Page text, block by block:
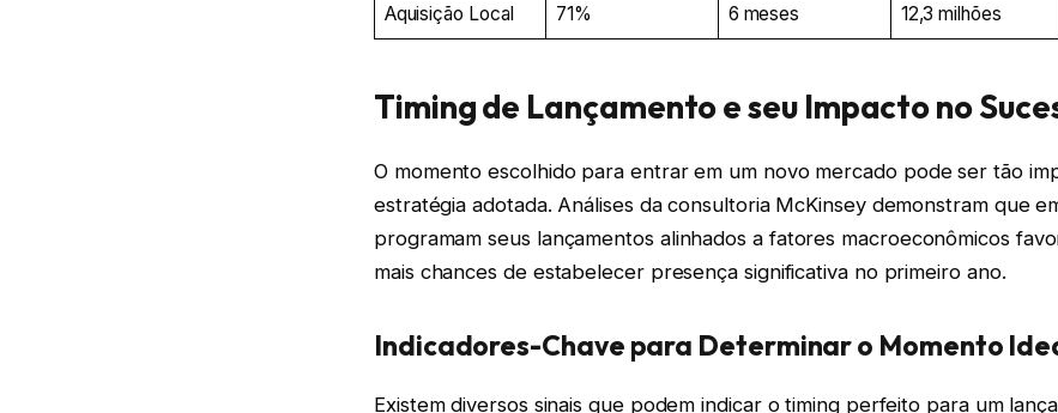
Aquisição Local 71% 6 meses 12,3 milhões
Timing de Lançamento e seu Impacto no
O momento escolhido para entrar em um novo mercado pode ser tão
estratégia adotada. Análises da consultoria McKinsey demonstram que
programam seus lançamentos alinhados a fatores macroeconômicos
mais chances de estabelecer presença significativa no primeiro ano.
Indicadores-Chave para Determinar o Momento
Existem diversos sinais que podem indicar o timing perfeito para um